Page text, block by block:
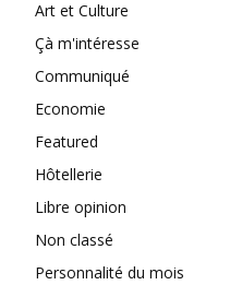
Art et Culture
Çà m'intéresse
Communiqué
Economie
Featured
Hôtellerie
Libre opinion
Non classé
Personnalité du mois